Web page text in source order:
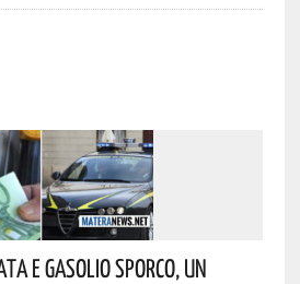
E Gasolio Sporco, Un